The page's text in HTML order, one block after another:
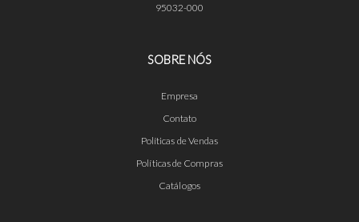
95032-000
SOBRE NÓS
Empresa
Contato
Políticas de Vendas
Políticas de Compras
Catálogos